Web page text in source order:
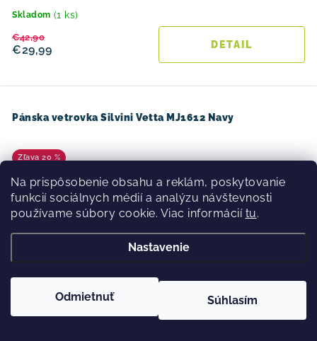
Na prispôsobenie obsahu a reklám, poskytovanie
funkcií sociálnych médií a analýzu návštevnosti
používame súbory cookie. Viac informácií tu.
Nastavenie
Odmietnuť Súhlasím
Skladom (1 ks)
€29,99
€42,90
DETAIL
Pánska vetrovka Silvini Vetta MJ1612 Navy
20 %